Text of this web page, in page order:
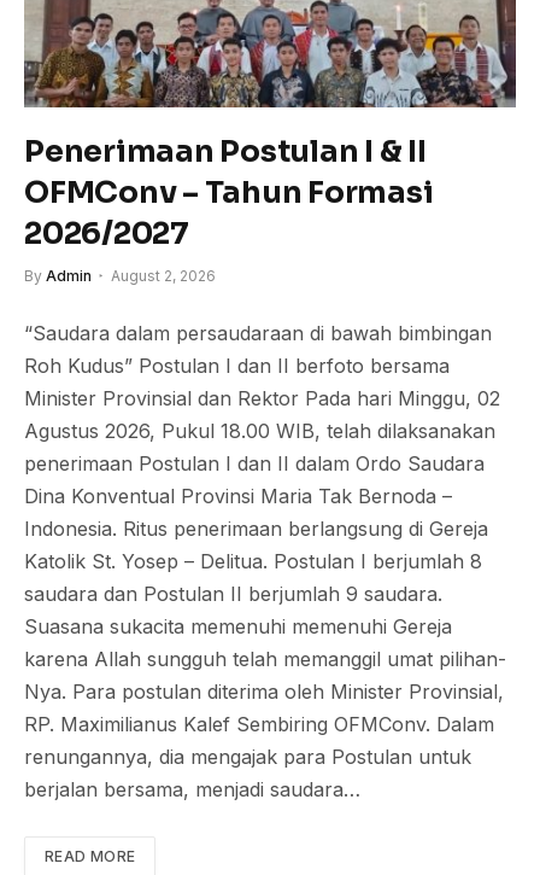
Penerimaan Postulan I & II
OFMConv – Tahun Formasi
2026/2027
By Admin August 2, 2026
“Saudara dalam persaudaraan di bawah bimbingan
Roh Kudus” Postulan I dan II berfoto bersama
Minister Provinsial dan Rektor Pada hari Minggu, 02
Agustus 2026, Pukul 18.00 WIB, telah dilaksanakan
penerimaan Postulan I dan II dalam Ordo Saudara
Dina Konventual Provinsi Maria Tak Bernoda –
Indonesia. Ritus penerimaan berlangsung di Gereja
Katolik St. Yosep – Delitua. Postulan I berjumlah 8
saudara dan Postulan II berjumlah 9 saudara.
Suasana sukacita memenuhi memenuhi Gereja
karena Allah sungguh telah memanggil umat pilihan-
Nya. Para postulan diterima oleh Minister Provinsial,
RP. Maximilianus Kalef Sembiring OFMConv. Dalam
renungannya, dia mengajak para Postulan untuk
berjalan bersama, menjadi saudara…
READ MORE